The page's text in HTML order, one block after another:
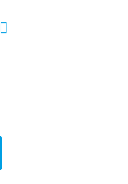
Suchen